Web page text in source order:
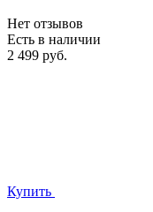
Нет отзывов
Есть в наличии
2 499 руб.
Купить